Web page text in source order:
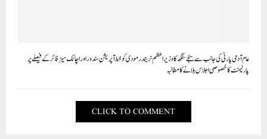
عام آدمی پارٹی کی جانب سے سنجے سنگھ کا وزیر اعظم نریندر مودی کو خط آپریشن سندور اور اچانک سیزفائر کے فیصلے پر
پارلیمنٹ کا خصوصی اجلاس بلانے کا مطالبہ
CLICK TO COMMENT